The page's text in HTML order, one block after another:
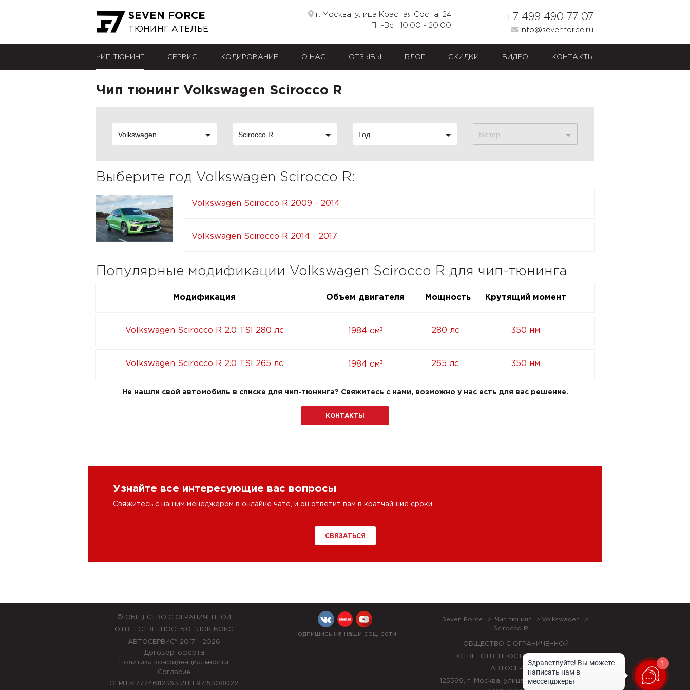
SEVEN FORCE
ТЮНИНГ АТЕЛЬЕ
г. Москва, улица Красная Сосна, 24
Пн-Вс | 10:00 - 20:00
+7 499 490 77 07
info@sevenforce.ru
ЧИП ТЮНИНГ СЕРВИС КОДИРОВАНИЕ О НАС ОТЗЫВЫ БЛОГ СКИДКИ ВИДЕО КОНТАКТЫ
Чип тюнинг Volkswagen Scirocco R
Volkswagen Scirocco R Год Мотор
Выберите год Volkswagen Scirocco R:
Volkswagen Scirocco R 2009 - 2014
Volkswagen Scirocco R 2014 - 2017
Популярные модификации Volkswagen Scirocco R для чип-тюнинга
Модификация Объем двигателя Мощность Крутящий момент
Volkswagen Scirocco R 2.0 TSI 280 лс 1984 см³ 280 лс 350 нм
Volkswagen Scirocco R 2.0 TSI 265 лс 1984 см³ 265 лс 350 нм
Не нашли свой автомобиль в списке для чип-тюнинга? Свяжитесь с нами, возможно у нас есть для вас решение.
КОНТАКТЫ
Узнайте все интересующие вас вопросы
Свяжитесь с нашим менеджером в онлайне чате, и он ответит вам в кратчайшие сроки.
СВЯЗАТЬСЯ
© ОБЩЕСТВО С ОГРАНИЧЕННОЙ
ОТВЕТСТВЕННОСТЬЮ "ЛОК БОКС
АВТОСЕРВИС" 2017 - 2026
Договор-оферта
Политика конфиденциальности
Согласие
ОГРН 5177746112363 ИНН 9715308022
Подпишись на наши соц. сети
Seven Force Чип тюнинг
Volkswagen
Scirocco R
ОБЩЕСТВО С ОГРАНИЧЕННОЙ
ОТВЕТСТВЕННОСТЬЮ "ЛОК БОКС
АВТОСЕРВИС",
125599, г. Москва, улица Красная Сосна, 24
1